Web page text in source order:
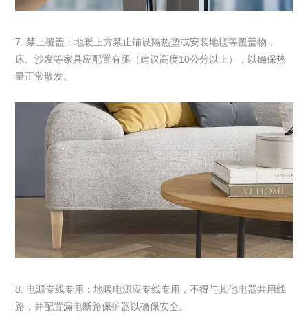
7. 禁止覆盖：地暖上方禁止铺设隔热垫或安装地毯等覆盖物，
床、沙发等家具应配置有腿（建议高度10公分以上），以确保热
量正常散发。
8. 电源专线专用：地暖电源应专线专用，不得与其他电器共用线
路，并配置漏电断路保护器以确保安全。